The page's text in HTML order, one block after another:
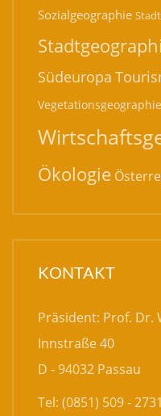
Sozialgeographie
Südeuropa
Vegetationsgeographie
Ökologie
KONTAKT
Präsident: Prof. Dr.
Innstraße 40
D - 94032 Passau
Tel: (0851) 509 - 2731